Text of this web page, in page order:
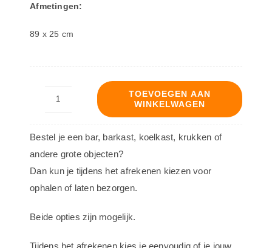
Afmetingen:
89 x 25 cm
Bar
&
Bier
aantal
TOEVOEGEN AAN
WINKELWAGEN
Bestel je een bar, barkast, koelkast, krukken of
andere grote objecten?
Dan kun je tijdens het afrekenen kiezen voor
ophalen of laten bezorgen.
Beide opties zijn mogelijk.
Tijdens het afrekenen kies je eenvoudig of je jouw